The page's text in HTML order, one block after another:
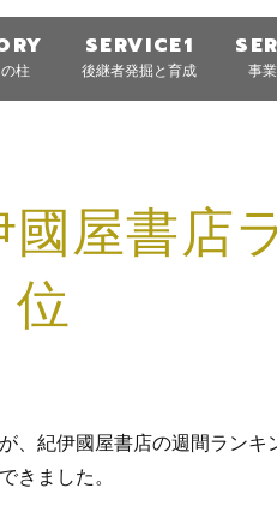
柱
SERVICE1
後継者発掘と育成 事
屋書店
位
紀伊國屋書店の週間ラン
きました。